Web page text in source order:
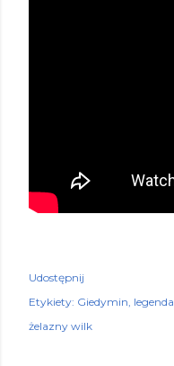
Udostępnij
Etykiety: Giedymin legenda
żelazny wilk